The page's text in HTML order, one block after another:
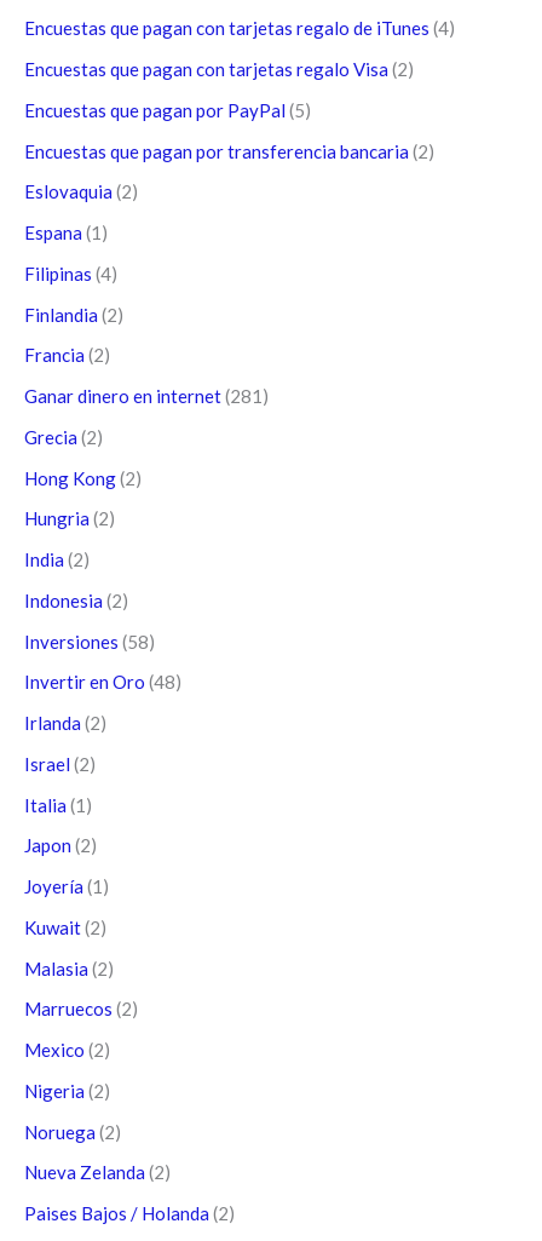
Encuestas que pagan con tarjetas regalo de iTunes (4)
Encuestas que pagan con tarjetas regalo Visa (2)
Encuestas que pagan por PayPal (5)
Encuestas que pagan por transferencia bancaria (2)
Eslovaquia (2)
Espana (1)
Filipinas (4)
Finlandia (2)
Francia (2)
Ganar dinero en internet(281)
Grecia (2)
Hong Kong(2)
Hungria (2)
India (2)
Indonesia (2)
Inversiones (58)
Invertir en Oro (48)
Irlanda (2)
Israel (2)
Italia (1)
Japon (2)
Joyería (1)
Kuwait(2)
Malasia (2)
Marruecos (2)
Mexico (2)
Nigeria (2)
Noruega (2)
Nueva Zelanda (2)
Paises Bajos / Holanda (2)